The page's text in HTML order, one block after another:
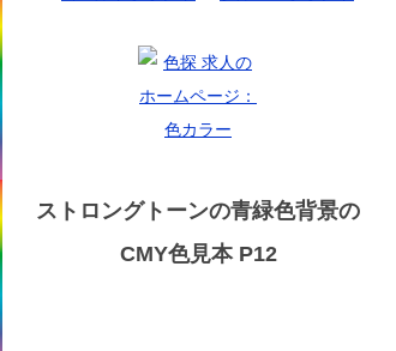
ストロングトーンの青緑色背景の
CMY色見本 P12